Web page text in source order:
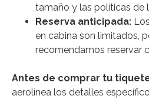
tamaño y las políticas de
Reserva anticipada:
en cabina son limitados,
recomendamos reservar
Antes de comprar tu
aerolínea los detalles